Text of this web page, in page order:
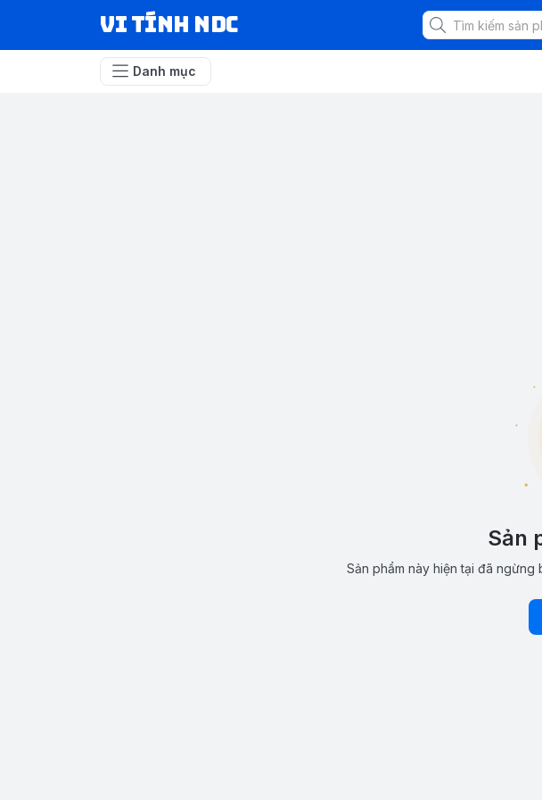
VI TÍNH NDC
Danh mục
Sản
Sản phẩm này hiện tại đã ngừng